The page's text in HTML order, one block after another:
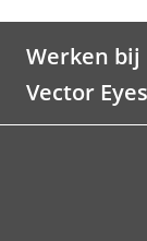
Werken bij
Vector Eyes